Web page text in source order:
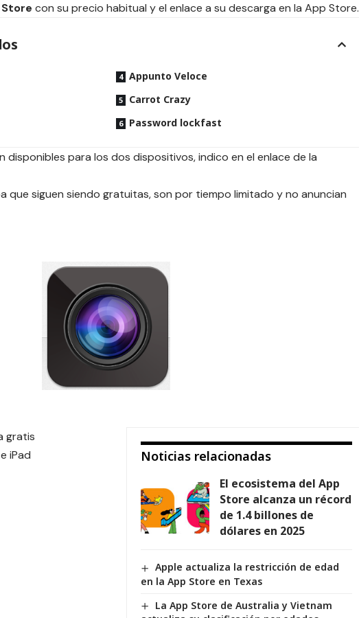
Store con su precio habitual y el enlace a su descarga en la App Store.
Appunto Veloce
Carrot Crazy
Password lockfast
disponibles para los dos dispositivos, indico en el enlace de la
que siguen siendo gratuitas, son por tiempo limitado y no anuncian
Noticias relacionadas
El ecosistema del App
Store alcanza un récord
de 1.4 billones de
dólares en 2025
Apple actualiza la restricción de edad
en la App Store en Texas
La App Store de Australia y Vietnam
gratis
e iPad